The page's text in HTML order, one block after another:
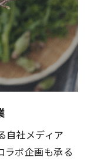
自社メディア
ラボ企画も承る